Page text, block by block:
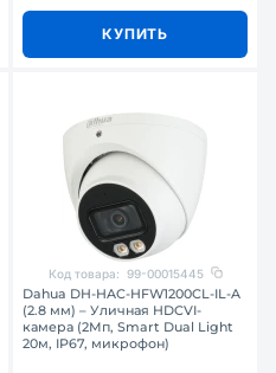
КУПИТЬ
Код товара: 99-00015445
Dahua DH-HAC-HFW1200CL-IL-A
(2.8 мм) – Уличная HDCVI-
камера (2Мп, Smart Dual Light
20м, IP67, микрофон)